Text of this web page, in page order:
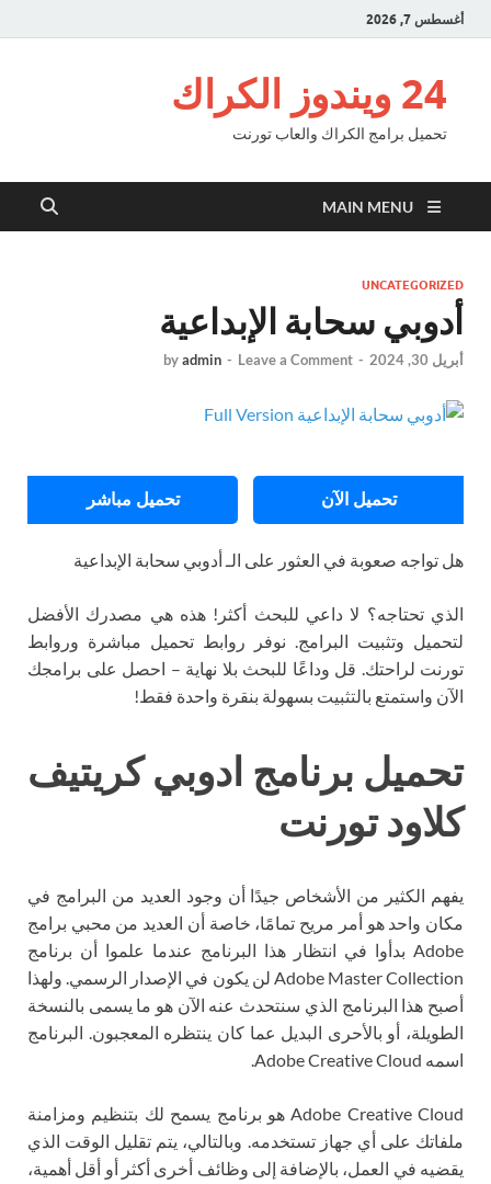
أغسطس 7, 2026
24 ويندوز الكراك
تحميل برامج الكراك والعاب تورنت
MAIN MENU
UNCATEGORIZED
أدوبي سحابة الإبداعية
أبريل 30, 2024 -
byadmin - Leave a Comment
تحميل الآن تحميل مباشر
هل تواجه صعوبة في العثور على الـ أدوبي سحابة الإبداعية
الذي تحتاجه؟ لا داعي للبحث أكثر! هذه هي مصدرك الأفضل
لتحميل وتثبيت البرامج. نوفر روابط تحميل مباشرة وروابط
تورنت لراحتك. قل وداعًا للبحث بلا نهاية – احصل على برامجك
الآن واستمتع بالتثبيت بسهولة بنقرة واحدة فقط!
تحميل برنامج ادوبي كريتيف
كلاود تورنت
يفهم الكثير من الأشخاص جيدًا أن وجود العديد من البرامج في
مكان واحد هو أمر مريح تمامًا، خاصة أن العديد من محبي برامج
Adobe بدأوا في انتظار هذا البرنامج عندما علموا أن برنامج
Adobe Master Collection لن يكون في الإصدار الرسمي. ولهذا
أصبح هذا البرنامج الذي سنتحدث عنه الآن هو ما يسمى بالنسخة
الطويلة، أو بالأحرى البديل عما كان ينتظره المعجبون. البرنامج
اسمه Adobe Creative Cloud.
Adobe Creative Cloud هو برنامج يسمح لك بتنظيم ومزامنة
ملفاتك على أي جهاز تستخدمه. وبالتالي، يتم تقليل الوقت الذي
يقضيه في العمل، بالإضافة إلى وظائف أخرى أكثر أو أقل أهمية،